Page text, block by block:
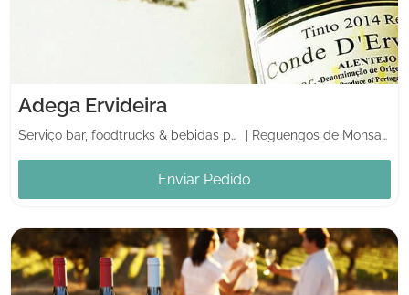
Adega Ervideira
Serviço bar, foodtrucks & bebidas para casamento Reguengos de Monsaraz
Enviar Pedido